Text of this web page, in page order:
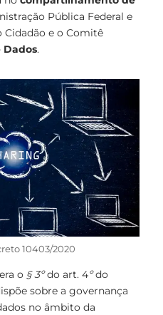
Pública Federal e
Cidadão e o Comitê
Dados.
10403/2020
o § 3ºdo art. 4ºdo
sobre a governança
no âmbito da